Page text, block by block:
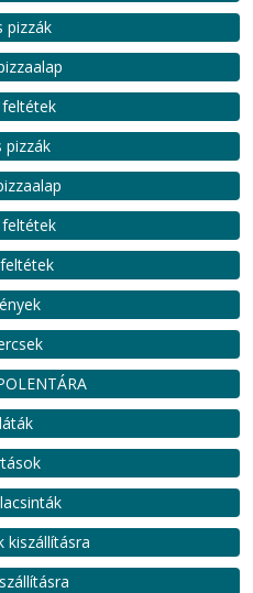
pizzák
pizzák
kiszállításra